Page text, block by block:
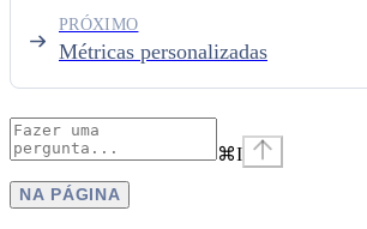
Métricas personalizadas
PRÓXIMO
⌘I
NA PÁGINA